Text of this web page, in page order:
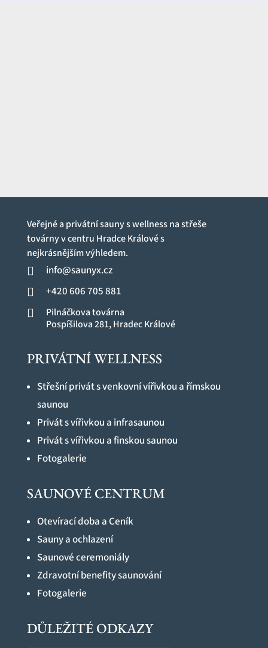
Veřejné a privátní sauny s wellness na střeše
továrny v centru Hradce Králové s
nejkrásnějším výhledem.

info@saunyx.cz

+420 606 705 881

Pilnáčkova továrna
Pospíšilova 281, Hradec Králové
PRIVÁTNÍ WELLNESS
Střešní privát s venkovní vířivkou a římskou
saunou
Privát s vířivkou a infrasaunou
Privát s vířivkou a finskou saunou
Fotogalerie
SAUNOVÉ CENTRUM
Otevírací doba a Ceník
Sauny a ochlazení
Saunové ceremoniály
Zdravotní benefity saunování
Fotogalerie
DŮLEŽITÉ ODKAZY